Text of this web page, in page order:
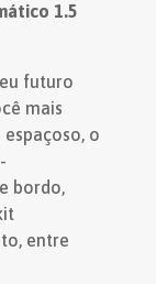
1.5
futuro
mais
o
bordo,
entre